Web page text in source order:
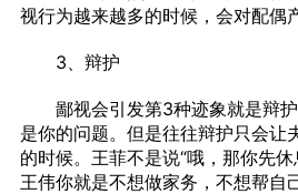
视行为越来越多的时候，会对配偶
3、辩护
鄙视会引发第3种迹象就是辩护
是你的问题。但是往往辩护只会让
的时候。王菲不是说“哦，那你先
王伟你就是不想做家务，不想帮自